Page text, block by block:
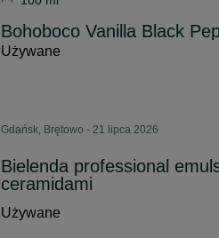
Bohoboco Vanilla Black
Używane
Gdańsk, Brętowo - 21 lipca 2026
Bielenda professional
ceramidami
Używane